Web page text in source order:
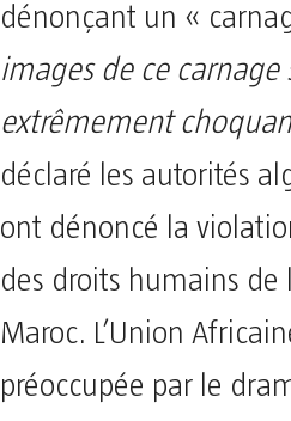
dénonçant un «
images de ce carnage
extrêmement
déclaré les autorités
ont dénoncé la
des droits humains de
Maroc. L’Union
préoccupée par le